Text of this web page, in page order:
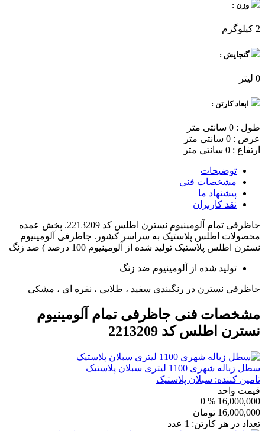
وزن :
2 کیلوگرم
گنجایش :
0 لیتر
ابعاد کارتن :
طول : 0 سانتی متر
عرض : 0 سانتی متر
ارتفاع : 0 سانتی متر
توضیحات
مشخصات فنی
پیشنهاد ما
نقد کاربران
جاظرفی تمام آلومینیوم نسترن اطلس کد 2213209. پخش عمده
محصولات اطلس پلاستیک به سراسر کشور. جاظرفی آلومینیوم
نسترن اطلس پلاستیک تولید شده از آلومینیوم 100 درصد ) ضد زنگ
تولید شده از آلومینیوم ضد زنگ
جاظرفی نسترن در رنگبندی سفید ، طلایی ، نقره ای ، مشکی
مشخصات فنی جاظرفی تمام آلومینیوم
نسترن اطلس کد 2213209
سطل زباله شهری 1100 لیتری سبلان پلاستیک
تامین کننده: سبلان پلاستیک
قیمت واحد
16,000,000
% 0
16,000,000 تومان
تعداد در هر کارتن: 1 عدد